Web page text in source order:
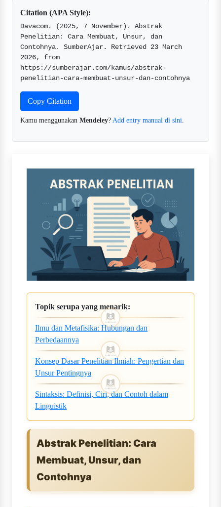
Citation (APA Style):
Davacom. (2025, 7 November). Abstrak
Penelitian: Cara Membuat, Unsur, dan
Contohnya. SumberAjar. Retrieved 23 March
2026, from
https://sumberajar.com/kamus/abstrak-
penelitian-cara-membuat-unsur-dan-contohnya
Copy Citation
Kamu menggunakan Mendeley? Add entry manual di sini.
Topik serupa yang menarik:
Ilmu dan Metafisika: Hubungan dan
Perbedaannya
Konsep Dasar Penelitian Ilmiah: Pengertian dan
Unsur Pentingnya
Sintaksis: Definisi, Ciri, dan Contoh dalam
Linguistik
Abstrak Penelitian: Cara
Membuat, Unsur, dan
Contohnya